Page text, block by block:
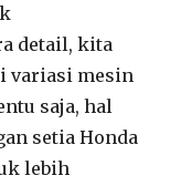
detail, kita
variasi mesin
saja, hal
setia Honda
lebih